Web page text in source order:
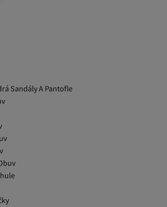
Sandály A Pantofle